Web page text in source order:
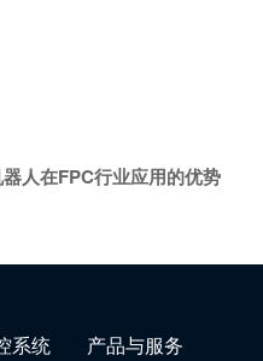
人在FPC行业应用的优势
系统
产品与服务